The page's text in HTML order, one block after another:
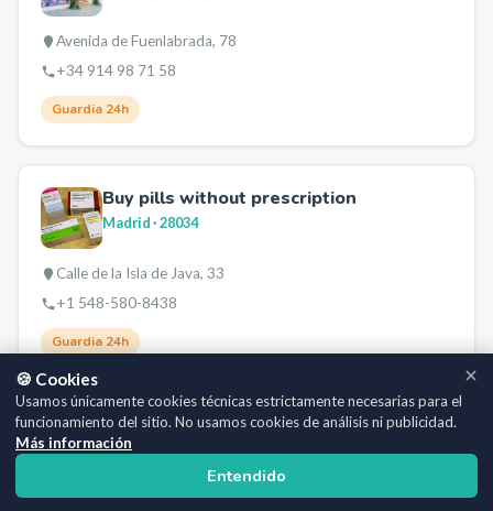
Avenida de Fuenlabrada, 78
+34 914 98 71 58
Guardia 24h
Buy pills without prescription
Madrid· 28034
Calle de la Isla de Java, 33
+1 548-580-8438
Guardia 24h
Farmacia (Castellana, 181)
Madrid· 28046
🍪 Cookies
Usamos únicamente cookies técnicas estrictamente necesarias para el
funcionamiento del sitio. No usamos cookies de análisis ni publicidad.
Más información
Entendido